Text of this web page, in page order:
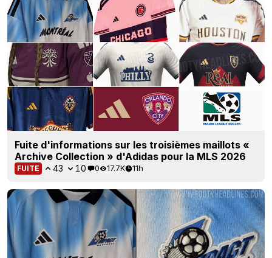
Fuite d'informations sur les troisièmes maillots «
Archive Collection » d'Adidas pour la MLS 2026
FUITE 43 10 0 17.7K 11h